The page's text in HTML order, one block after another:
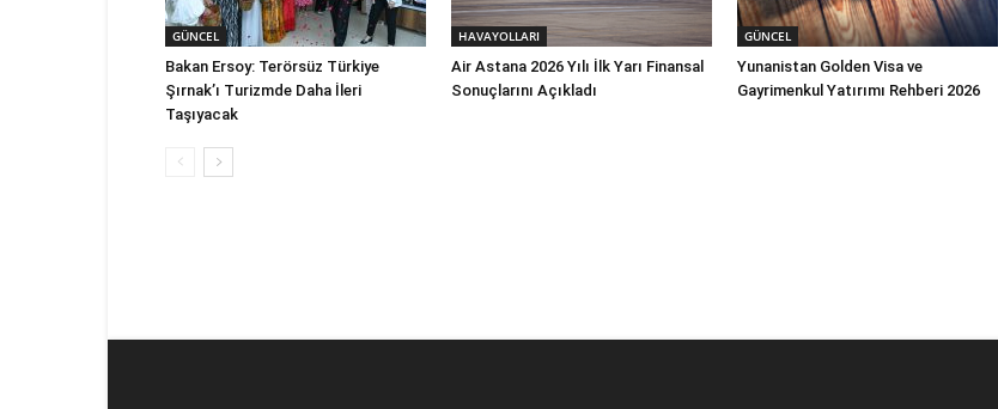
GÜNCEL
Bakan Ersoy: Terörsüz Türkiye
Şırnak’ı Turizmde Daha İleri
Taşıyacak
HAVAYOLLARI
Air Astana 2026 Yılı İlk Yarı Finansal
Sonuçlarını Açıkladı
GÜNCEL
Yunanistan Golden Visa ve
Gayrimenkul Yatırımı Rehberi 2026